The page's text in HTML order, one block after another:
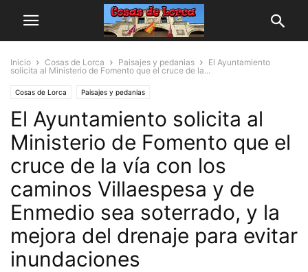
Inicio Cosas de Lorca Paisajes y pedanias
El Ayuntamiento
solicita al Ministerio de Fomento que el cruce de la...
Cosas de Lorca Paisajes y pedanias
El Ayuntamiento solicita al
Ministerio de Fomento que el
cruce de la vía con los
caminos Villaespesa y de
Enmedio sea soterrado, y la
mejora del drenaje para evitar
inundaciones